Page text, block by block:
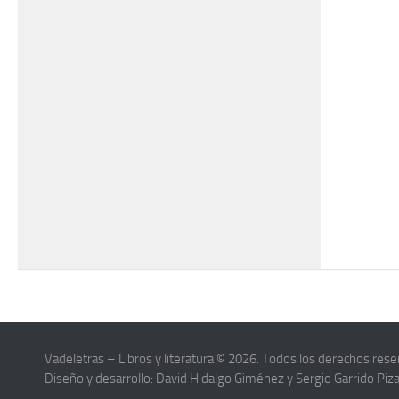
Vadeletras – Libros y literatura © 2026. Todos los derechos
Diseño y desarrollo: David Hidalgo Giménez y Sergio Garrido